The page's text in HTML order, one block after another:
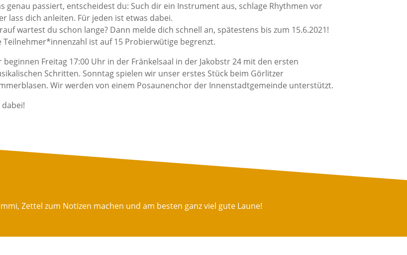
genau passiert, entscheidest du: Such dir ein Instrument aus, schlage Rhythmen vor
lass dich anleiten. Für jeden ist etwas dabei.
wartest du schon lange? Dann melde dich schnell an, spätestens bis zum 15.6.2021!
Teilnehmer*innenzahl ist auf 15 Probierwütige begrenzt.
beginnen Freitag 17:00 Uhr in der Fränkelsaal in der Jakobstr 24 mit den ersten
Schritten. Sonntag spielen wir unser erstes Stück beim Görlitzer
Wir werden von einem Posaunenchor der Innenstadtgemeinde unterstützt.
dabei!
Zettel zum Notizen machen und am besten ganz viel gute Laune!